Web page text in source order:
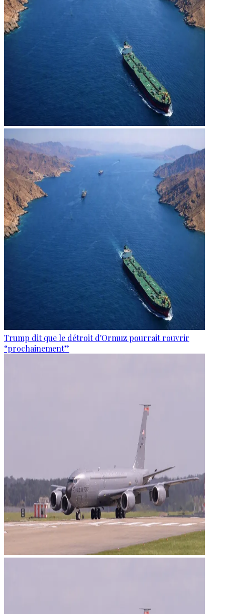
Trump dit que le détroit d'Ormuz pourrait rouvrir
“prochainement”